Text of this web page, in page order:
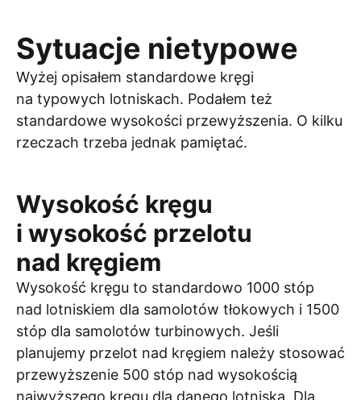
Sytuacje nietypowe
Wyżej opisałem standardowe kręgi
na typowych lotniskach. Podałem też
standardowe wysokości przewyższenia. O kilku
rzeczach trzeba jednak pamiętać.
Wysokość kręgu
i wysokość przelotu
nad kręgiem
Wysokość kręgu to standardowo 1000 stóp
nad lotniskiem dla samolotów tłokowych i 1500
stóp dla samolotów turbinowych. Jeśli
planujemy przelot nad kręgiem należy stosować
przewyższenie 500 stóp nad wysokością
najwyższego kręgu dla danego lotniska. Dla